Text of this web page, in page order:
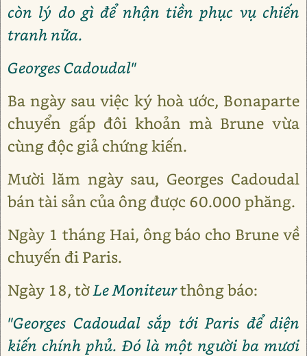
còn lý do gì để nhận tiền phục vụ chiến
tranh nữa.
Georges Cadoudal"
Ba ngày sau việc ký hoà ước, Bonaparte
chuyển gấp đôi khoản mà Brune vừa
cùng độc giả chứng kiến.
Mười lăm ngày sau, Georges Cadoudal
bán tài sản của ông được 60.000 phăng.
Ngày 1 tháng Hai, ông báo cho Brune về
chuyến đi Paris.
Ngày 18, tờLe Moniteurthông báo:
"Georges Cadoudal sắp tới Paris để diện
kiến chính phủ. Đó là một người ba mươi